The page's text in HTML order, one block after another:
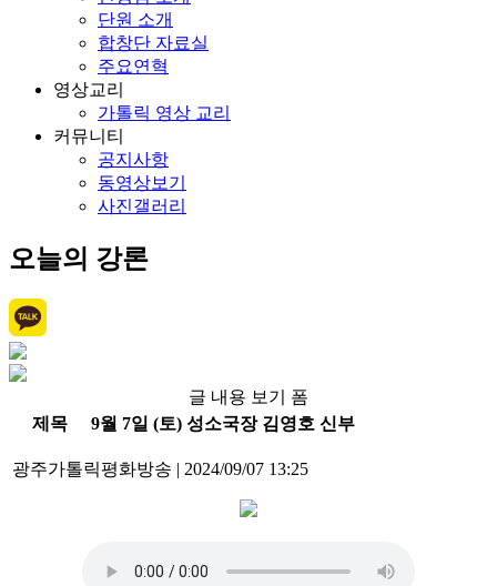
단원 소개
합창단 자료실
주요연혁
영상교리
가톨릭 영상 교리
커뮤니티
공지사항
동영상보기
사진갤러리
오늘의 강론
글 내용 보기 폼
제목
9월 7일 (토) 성소국장 김영호 신부
광주가톨릭평화방송 | 2024/09/07 13:25